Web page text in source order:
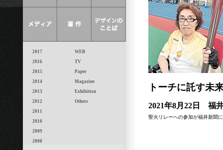
2017
2016
2015
2014
2013
2012
2011
2010
2009
2008
WEB
TV
Paper
Magazine
Exhibition
Others
トーチに託す未
2021年8月22日 福
聖火リレーへの参加が福井新聞